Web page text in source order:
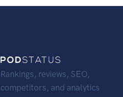
Rankings, reviews, SEO,
competitors, and analytics